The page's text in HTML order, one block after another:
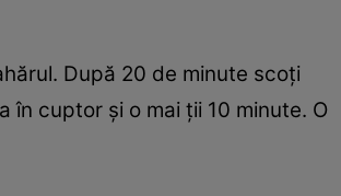
După 20 de minute scoţi
cuptor şi o mai ţii 10 minute. O